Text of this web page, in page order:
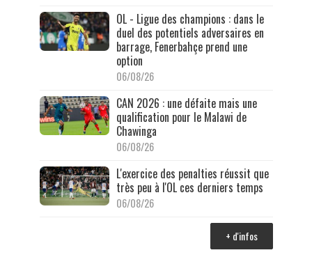
OL - Ligue des champions : dans le
duel des potentiels adversaires en
barrage, Fenerbahçe prend une
option
06/08/26
CAN 2026 : une défaite mais une
qualification pour le Malawi de
Chawinga
06/08/26
L'exercice des penalties réussit que
très peu à l'OL ces derniers temps
06/08/26
+ d'infos